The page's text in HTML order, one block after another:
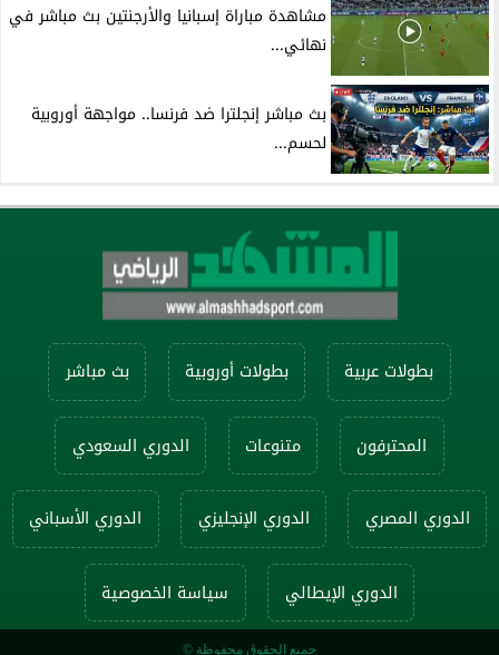
مشاهدة مباراة إسبانيا والأرجنتين بث مباشر في
نهائي...
بث مباشر إنجلترا ضد فرنسا.. مواجهة أوروبية
لحسم...
بطولات عربية بطولات أوروبية بث مباشر
المحترفون متنوعات الدوري السعودي
الدوري المصري الدوري الإنجليزي الدوري الأسباني
الدوري الإيطالي سياسة الخصوصية
جميع الحقوق محفوظة ©